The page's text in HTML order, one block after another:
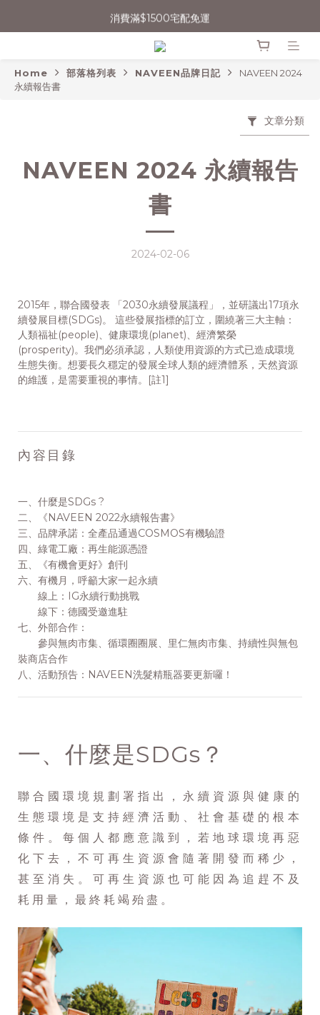
消費滿$1500宅配免運
消費滿$1500宅配免運
會員輸入折扣碼【NAVEEN永續日常】現折$50
無法登入會員者，可嘗試清除Cookie或用無痕網頁開啟操作
Home 部落格列表 NAVEEN品牌日記
NAVEEN 2024
永續報告書
文章分類
NAVEEN 2024 永續報告
書
2024-02-06
2015年，聯合國發表 「2030永續發展議程」，並研議出17項永
續發展目標(SDGs)。 這些發展指標的訂立，圍繞著三大主軸：
人類福祉(people)、健康環境(planet)、經濟繁榮
(prosperity)。我們必須承認，人類使用資源的方式已造成環境
生態失衡。想要長久穩定的發展全球人類的經濟體系，天然資源
的維護，是需要重視的事情。[註1]
內容目錄
一、什麼是SDGs ?
二、《NAVEEN 2022永續報告書》
三、品牌承諾：全產品通過COSMOS有機驗證
四、綠電工廠：再生能源憑證
五、《有機會更好》創刊
六、有機月，呼籲大家一起永續
線上：IG永續行動挑戰
線下：德國受邀進駐
七、外部合作：
參與無肉市集、循環圈圈展、里仁無肉市集、持續性與無包
裝商店合作
八、活動預告：NAVEEN洗髮精瓶器要更新囉！
一、什麼是SDGs？
聯合國環境規劃署指出，永續資源與健康的
生態環境是支持經濟活動、社會基礎的根本
條件。每個人都應意識到，若地球環境再惡
化下去，不可再生資源會隨著開發而稀少，
甚至消失。可再生資源也可能因為追趕不及
耗用量，最終耗竭殆盡。